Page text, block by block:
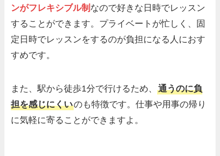
ンがフレキシブル制 なので好きな日時でレッスン
することができます。プライベートが忙しく、固
定日時でレッスンをするのが負担になる人におす
すめです。
また、駅から徒歩1分で行けるため、通うのに負
担を感じにくいのも特徴です。仕事や用事の帰り
に気軽に寄ることができますよ。